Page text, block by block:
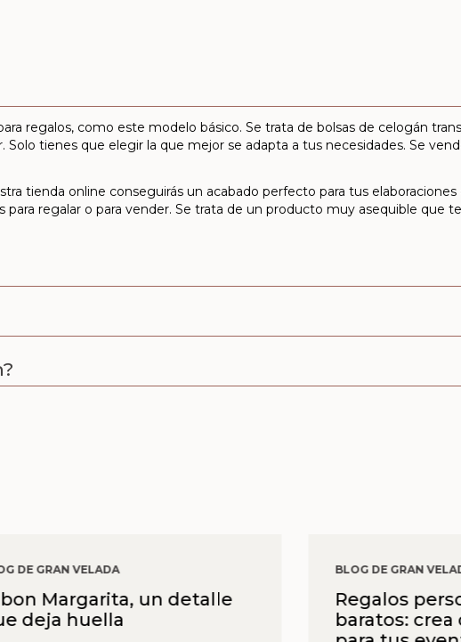
regalos, como este modelo básico. Se trata de bolsas de celogán
tienes que elegir la que mejor se adapta a tus necesidades. Se
tienda online conseguirás un acabado perfecto para tus elaboraciones
para regalar o para vender. Se trata de un producto muy asequible que
DE GRAN VELADA
Margarita, un detalle
deja huella
BLOG DE GRAN
Regalos
baratos: